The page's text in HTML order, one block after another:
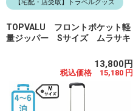
【宅配・店受取】トラベルグッズ
TOPVALU フロントポケット軽
量ジッパー Sサイズ ムラサキ
13,800円
税込価格 15,180 円